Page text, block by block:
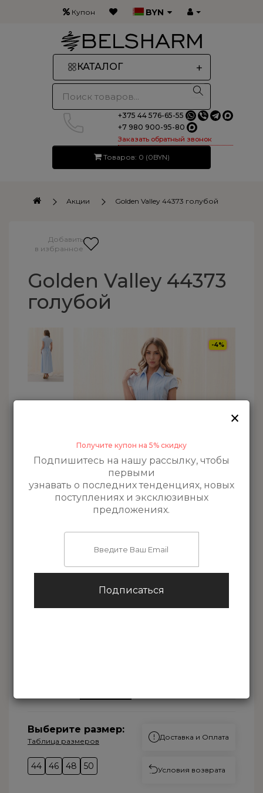
Купон BYN
+
КАТАЛОГ
+375 44 576-65-55
+7 980 900-95-80
Заказать обратный звонок
Товаров: 0 (0BYN)
Акции Golden Valley 44373 голубой
Golden Valley 44373
голубой
Добавить
в избранное
-4%
Выберите размер:
Таблица размеров
44 46 48 50
Доставка и Оплата
Условия возврата
×
Подпишитесь на нашу рассылку, чтобы
первыми
узнавать о последних тенденциях, новых
поступлениях и эксклюзивных
предложениях.